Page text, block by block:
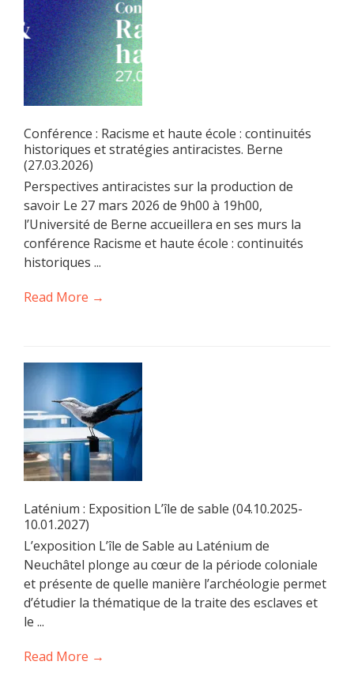
Conférence : Racisme et haute école : continuités
historiques et stratégies antiracistes. Berne
(27.03.2026)
Perspectives antiracistes sur la production de
savoir Le 27 mars 2026 de 9h00 à 19h00,
l’Université de Berne accueillera en ses murs la
conférence Racisme et haute école : continuités
historiques ...
Read More →
Laténium : Exposition L’île de sable (04.10.2025-
10.01.2027)
L’exposition L’île de Sable au Laténium de
Neuchâtel plonge au cœur de la période coloniale
et présente de quelle manière l’archéologie permet
d’étudier la thématique de la traite des esclaves et
le ...
Read More →